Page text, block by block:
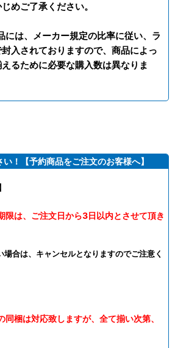
めご了承ください。
には、メーカー規定の比率に従い、ラ
入されておりますので、商品によっ
るために必要な購入数は異なりま
！【予約商品をご注文のお客様へ】
限は、ご注文日から3日以内とさせて頂き
場合は、キャンセルとなりますのでご注意く
同梱は対応致しますが、全て揃い次第、